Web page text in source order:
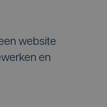
website
en